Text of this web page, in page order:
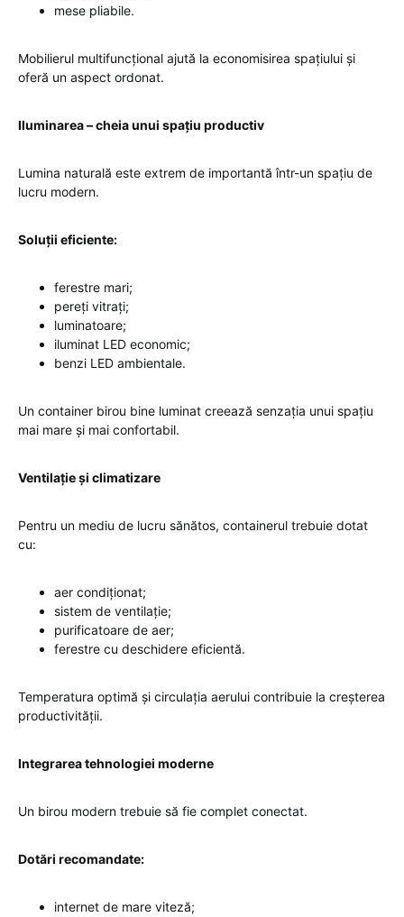
mese pliabile.
Mobilierul multifuncțional ajută la economisirea spațiului și
oferă un aspect ordonat.
Iluminarea – cheia unui spațiu productiv
Lumina naturală este extrem de importantă într-un spațiu de
lucru modern.
Soluții eficiente:
ferestre mari;
pereți vitrați;
luminatoare;
iluminat LED economic;
benzi LED ambientale.
Un container birou bine luminat creează senzația unui spațiu
mai mare și mai confortabil.
Ventilație și climatizare
Pentru un mediu de lucru sănătos, containerul trebuie dotat
cu:
aer condiționat;
sistem de ventilație;
purificatoare de aer;
ferestre cu deschidere eficientă.
Temperatura optimă și circulația aerului contribuie la creșterea
productivității.
Integrarea tehnologiei moderne
Un birou modern trebuie să fie complet conectat.
Dotări recomandate:
internet de mare viteză;